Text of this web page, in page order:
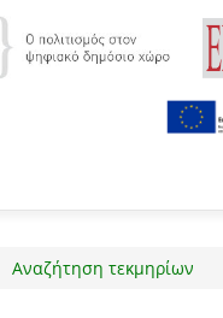
Αναζήτηση τεκμηρίων